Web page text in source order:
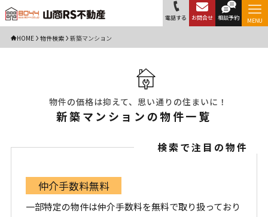
電話する お問合せ 相談予約 MENU
HOME 物件検索 新築マンション
物件の価格は抑えて、思い通りの住まいに！
新築マンションの物件一覧
検索で注目の物件
仲介手数料無料
一部特定の物件は仲介手数料を無料で取り扱っており